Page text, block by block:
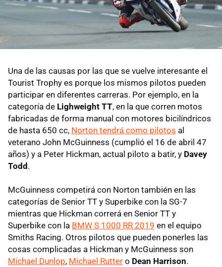
Una de las causas por las que se vuelve interesante el
Tourist Trophy es porque los mismos pilotos pueden
participar en diferentes carreras. Por ejemplo, en la
categoría de Lighweight TT, en la que corren motos
fabricadas de forma manual con motores bicilíndricos
de hasta 650 cc, Norton tendrá como pilotos al
veterano John McGuinness (cumplió el 16 de abril 47
años) y a Peter Hickman, actual piloto a batir, y Davey
Todd .
McGuinness competirá con Norton también en las
categorías de Senior TT y Superbike con la SG-7
mientras que Hickman correrá en Senior TT y
Superbike con la BMW S 1000 RR 2019 en el equipo
Smiths Racing. Otros pilotos que pueden ponerles las
cosas complicadas a Hickman y McGuinness son
Michael Dunlop, Michael Rutter o Dean Harrison.